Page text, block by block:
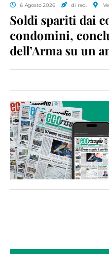
6 Agosto 2026 di red.
Soldi spariti dai
condomini,
dell’Arma su un